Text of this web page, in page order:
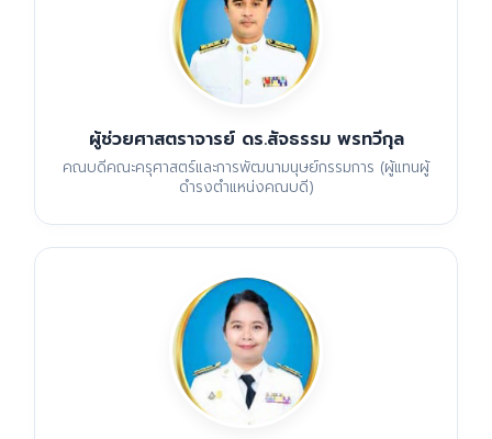
ผู้ช่วยศาสตราจารย์ ดร.สัจธรรม พรทวีกุล
คณบดีคณะครุศาสตร์และการพัฒนามนุษย์กรรมการ (ผู้แทนผู้
ดำรงตำแหน่งคณบดี)